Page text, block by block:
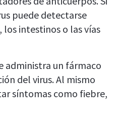
puede detectarse
intestinos o las vías
administra un fármaco
del virus. Al mismo
síntomas como fiebre,